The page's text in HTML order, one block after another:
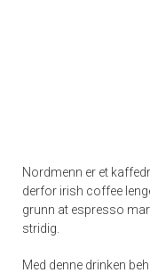
Nordmenn er et
derfor irish coffee
grunn at espresso
stridig.
Med denne drinken